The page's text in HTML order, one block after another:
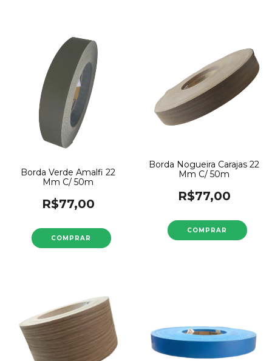
Borda Verde Amalfi 22
Mm C/ 50m
R$77,00
Borda Nogueira Carajas 22
Mm C/ 50m
R$77,00